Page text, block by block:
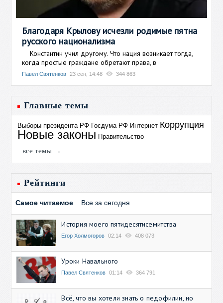
Благодаря Крылову исчезли родимые пятна
русского национализма
Константин учил другому. Что нация возникает тогда,
когда простые граждане обретают права, в
Павел Святенков 23 сен, 14:48 344 863
Главные темы
Выборы президента РФ Госдума РФ Интернет Коррупция
Новые законы Правительство
все темы →
Рейтинги
Самое читаемое Все за сегодня
История моего пятидесятисемитства
Егор Холмогоров 02:14 408 073
Уроки Навального
Павел Святенков 01:14 364 791
Всё, что вы хотели знать о педофилии, но